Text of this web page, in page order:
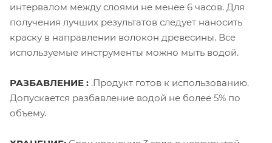
интервалом между слоями не менее 6 часов. Для
получения лучших результатов следует наносить
краску в направлении волокон древесины. Все
используемые инструменты можно мыть водой.
РАЗБАВЛЕНИЕ : .Продукт готов к использованию.
Допускается разбавление водой не более 5% по
объему.